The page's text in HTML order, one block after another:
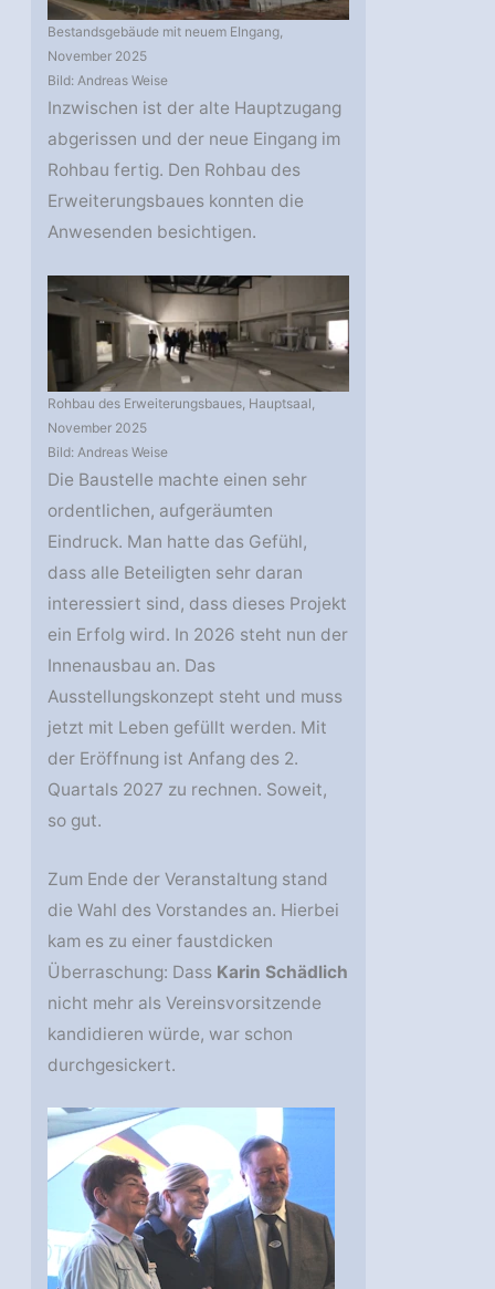
Bestandsgebäude mit neuem EIngang,
November 2025
Bild: Andreas Weise
Inzwischen ist der alte Hauptzugang
abgerissen und der neue Eingang im
Rohbau fertig. Den Rohbau des
Erweiterungsbaues konnten die
Anwesenden besichtigen.
Rohbau des Erweiterungsbaues, Hauptsaal,
November 2025
Bild: Andreas Weise
Die Baustelle machte einen sehr
ordentlichen, aufgeräumten
Eindruck. Man hatte das Gefühl,
dass alle Beteiligten sehr daran
interessiert sind, dass dieses Projekt
ein Erfolg wird. In 2026 steht nun der
Innenausbau an. Das
Ausstellungskonzept steht und muss
jetzt mit Leben gefüllt werden. Mit
der Eröffnung ist Anfang des 2.
Quartals 2027 zu rechnen. Soweit,
so gut.
Zum Ende der Veranstaltung stand
die Wahl des Vorstandes an. Hierbei
kam es zu einer faustdicken
Überraschung: Dass Karin Schädlich
nicht mehr als Vereinsvorsitzende
kandidieren würde, war schon
durchgesickert.